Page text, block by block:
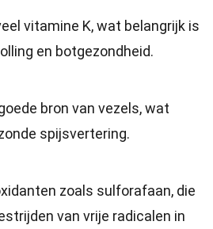
vitamine K, wat belangrijk is
en botgezondheid.
bron van vezels, wat
spijsvertering.
zoals sulforafaan, die
van vrije radicalen in